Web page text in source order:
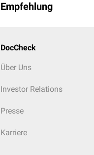
Empfehlung
DocCheck
Über Uns
Investor Relations
Presse
Karriere